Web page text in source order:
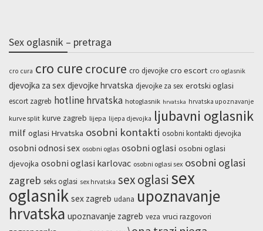
Sex oglasnik – pretraga
cro cura cro cure crocure cro djevojke cro escort cro oglasnik
djevojka za sex djevojke hrvatska djevojke za sex erotski oglasi
escort zagreb hotline hrvatska hotoglasnik hrvatska hrvatska upoznavanje
kurve split kurve zagreb lijepa lijepa djevojka ljubavni oglasnik
milf oglasi Hrvatska osobni kontakti osobni kontakti djevojka
osobni odnosi sex osobni oglas osobni oglasi osobni oglasi
djevojka osobni oglasi karlovac osobni oglasi sex osobni oglasi
zagreb seks oglasi sex hrvatska sex oglasi sex
oglasnik sex zagreb udana upoznavanje
hrvatska upoznavanje zagreb veza vruci razgovori